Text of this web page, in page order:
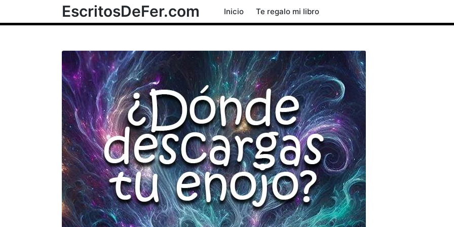
EscritosDeFer.com Inicio Te regalo mi libro